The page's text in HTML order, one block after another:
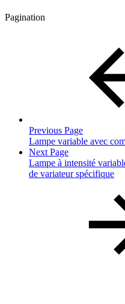
Pagination
Previous Page
Lampe variable avec
Next Page
Lampe à intensité
de variateur spécifique